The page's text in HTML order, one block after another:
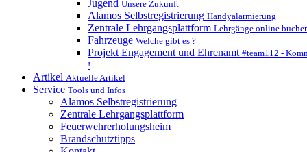
Jugend Unsere Zukunft
Alamos Selbstregistrierung Handyalarmierung
Zentrale Lehrgangsplattform Lehrgänge online
Fahrzeuge Welche gibt es ?
Projekt Engagement und Ehrenamt #team112 -
!
Artikel Aktuelle Artikel
Service Tools und Infos
Alamos Selbstregistrierung
Zentrale Lehrgangsplattform
Feuerwehrerholungsheim
Brandschutztipps